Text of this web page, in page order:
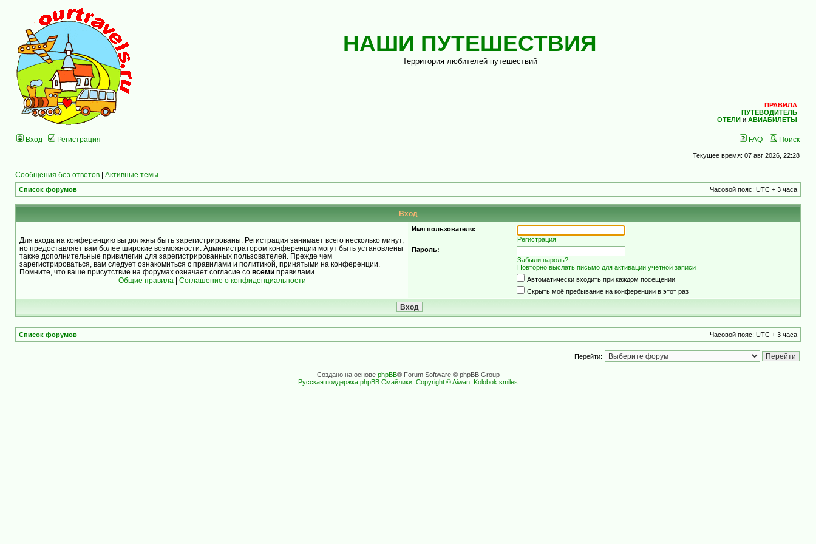
НАШИ ПУТЕШЕСТВИЯ
Территория любителей путешествий
ПРАВИЛА
ПУТЕВОДИТЕЛЬ
ОТЕЛИ и АВИАБИЛЕТЫ
Вход Регистрация FAQ Поиск
Текущее время: 07 авг 2026, 22:28
Сообщения без ответов | Активные темы
Список форумов Часовой пояс: UTC + 3 часа
Вход
Для входа на конференцию вы должны быть зарегистрированы. Регистрация занимает всего несколько минут,
но предоставляет вам более широкие возможности. Администратором конференции могут быть установлены
также дополнительные привилегии для зарегистрированных пользователей. Прежде чем
зарегистрироваться, вам следует ознакомиться с правилами и политикой, принятыми на конференции.
Помните, что ваше присутствие на форумах означает согласие со всеми правилами.
Общие правила | Соглашение о конфиденциальности
Имя пользователя:
Регистрация
Пароль:
Забыли пароль?
Повторно выслать письмо для активации учётной записи
Автоматически входить при каждом посещении
Скрыть моё пребывание на конференции в этот раз
Список форумов Часовой пояс: UTC + 3 часа
Перейти:
Создано на основе phpBB® Forum Software © phpBB Group
Русская поддержка phpBB Смайлики: Copyright © Aiwan. Kolobok smiles